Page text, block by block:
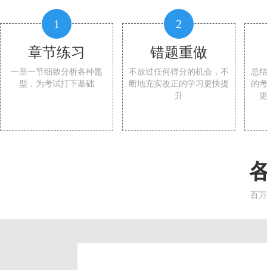
1
章节练习
一章一节细致分析各种题
型，为考试打下基础
2
错题重做
不放过任何得分的机会，不
断地充实改正的学习更快提
升
总
的
百